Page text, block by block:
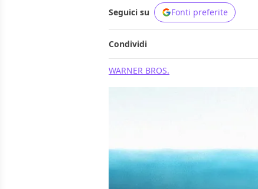
Seguici su Fonti preferite
Condividi
WARNER BROS.